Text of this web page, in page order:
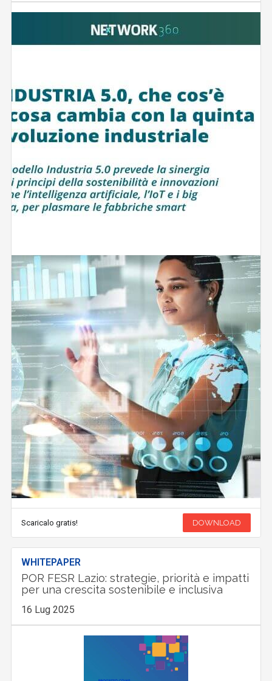
Scaricalo gratis! DOWNLOAD
WHITEPAPER
POR FESR Lazio: strategie, priorità e impatti
per una crescita sostenibile e inclusiva
16 Lug 2025